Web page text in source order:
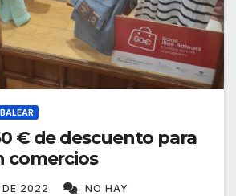
€ de descuento para
comercios
DE 2022
NO HAY